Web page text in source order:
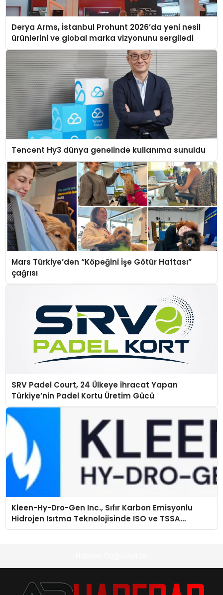
Derya Arms, İstanbul Prohunt 2026’da yeni nesil
ürünlerini ve global marka vizyonunu sergiledi
Tencent Hy3 dünya genelinde kullanıma sunuldu
Mars Türkiye’den “Köpeğini İşe Götür Haftası”
çağrısı
SRV Padel Court, 24 Ülkeye İhracat Yapan
Türkiye’nin Padel Kortu Üretim Gücü
Kleen-Hy-Dro-Gen Inc., Sıfır Karbon Emisyonlu
Hidrojen Isıtma Teknolojisinde ISO ve TSSA
Düzenleyici Onaylarını Aldı